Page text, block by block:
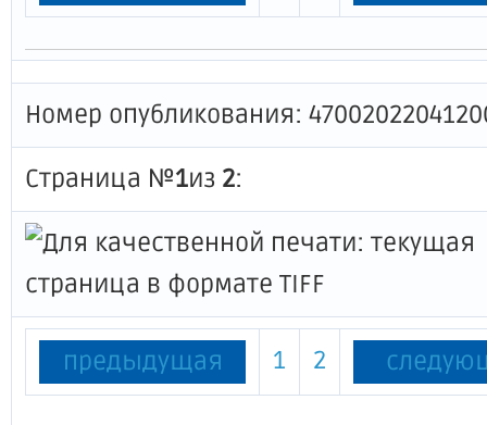
Номер опубликования:
Страница №1из 2:
предыдущая 1 2